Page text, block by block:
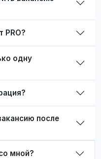
PRO?
одну
после
мной?